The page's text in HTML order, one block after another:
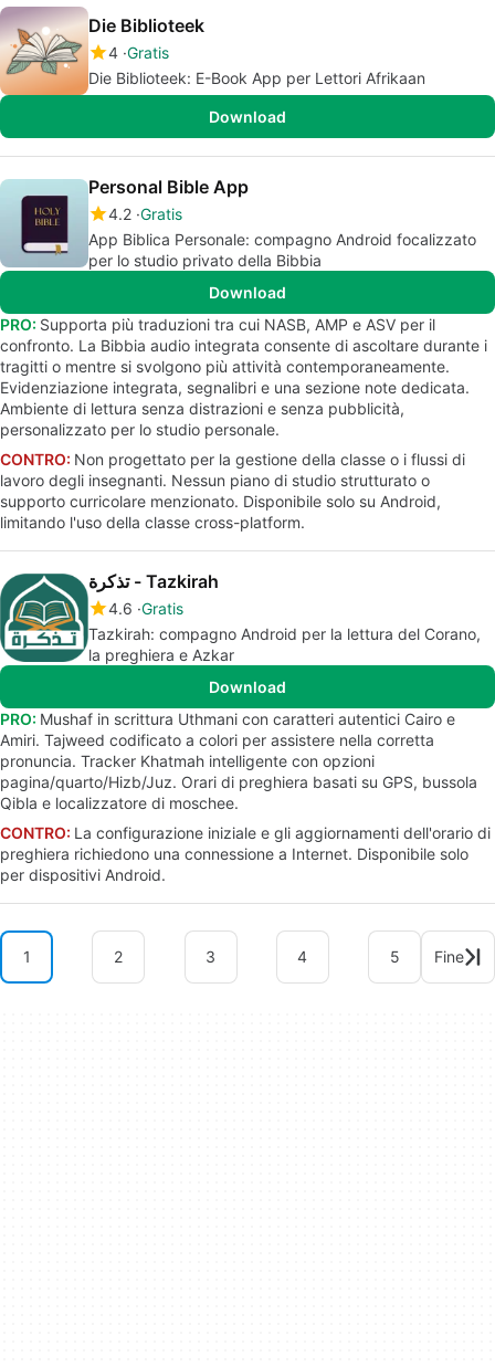
Die Biblioteek
4 Gratis
Die Biblioteek: E-Book App per Lettori Afrikaan
Download
Personal Bible App
4.2 Gratis
App Biblica Personale: compagno Android focalizzato
per lo studio privato della Bibbia
Download
PRO: Supporta più traduzioni tra cui NASB, AMP e ASV per il
confronto. La Bibbia audio integrata consente di ascoltare durante i
tragitti o mentre si svolgono più attività contemporaneamente.
Evidenziazione integrata, segnalibri e una sezione note dedicata.
Ambiente di lettura senza distrazioni e senza pubblicità,
personalizzato per lo studio personale.
CONTRO: Non progettato per la gestione della classe o i flussi di
lavoro degli insegnanti. Nessun piano di studio strutturato o
supporto curricolare menzionato. Disponibile solo su Android,
limitando l'uso della classe cross-platform.
تذكرة - Tazkirah
4.6 Gratis
Tazkirah: compagno Android per la lettura del Corano,
la preghiera e Azkar
Download
PRO: Mushaf in scrittura Uthmani con caratteri autentici Cairo e
Amiri. Tajweed codificato a colori per assistere nella corretta
pronuncia. Tracker Khatmah intelligente con opzioni
pagina/quarto/Hizb/Juz. Orari di preghiera basati su GPS, bussola
Qibla e localizzatore di moschee.
CONTRO: La configurazione iniziale e gli aggiornamenti dell'orario di
preghiera richiedono una connessione a Internet. Disponibile solo
per dispositivi Android.
1 2 3 4 5 Fine